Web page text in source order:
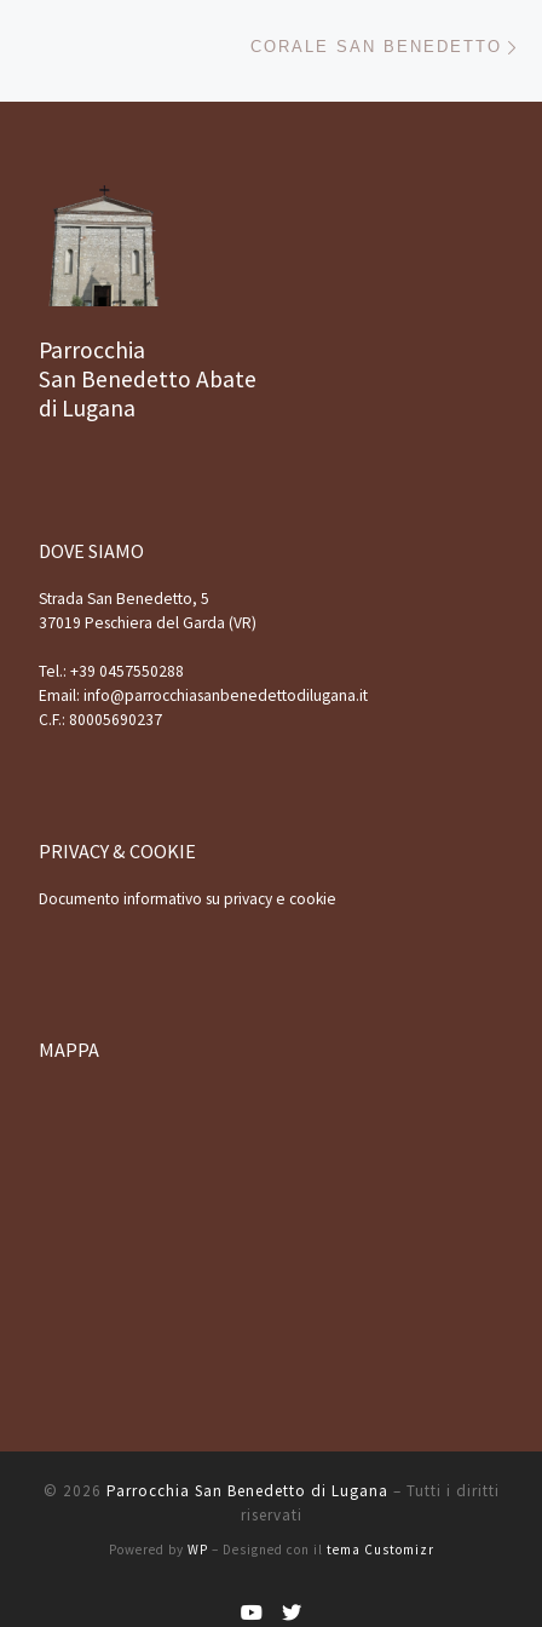
CORALE SAN BENEDETTO
Parrocchia
San Benedetto Abate
di Lugana
DOVE SIAMO
Strada San Benedetto, 5
37019 Peschiera del Garda (VR)
Tel.: +39 0457550288
Email: info@parrocchiasanbenedettodilugana.it
C.F.: 80005690237
PRIVACY & COOKIE
Documento informativo su privacy e cookie
MAPPA
© 2026 Parrocchia San Benedetto di Lugana – Tutti i diritti
riservati
Powered by WP – Designed con il tema Customizr